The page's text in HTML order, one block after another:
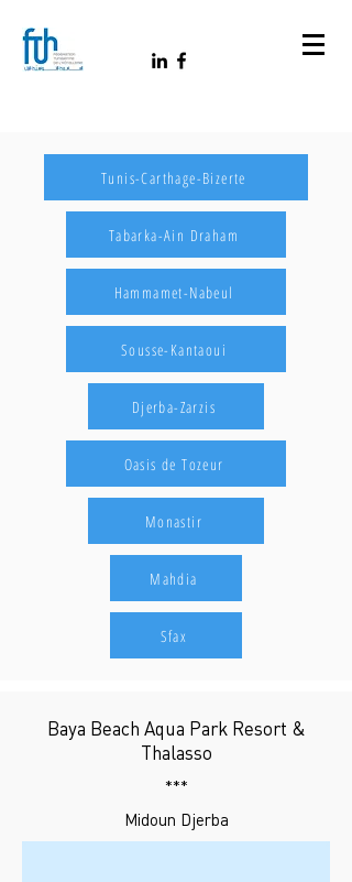
Tunis-Carthage-Bizerte
Tabarka-Ain Draham
Hammamet-Nabeul
Sousse-Kantaoui
Djerba-Zarzis
Oasis de Tozeur
Monastir
Mahdia
Sfax
Baya Beach Aqua Park Resort &
Thalasso
***
Midoun Djerba